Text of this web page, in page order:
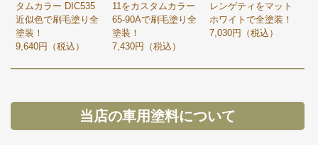
タムカラー DIC535
近似色で刷毛塗り全
塗装！
9,640円（税込）
11をカスタムカラー
65-90Aで刷毛塗り全
塗装！
7,430円（税込）
レンゲティをマット
ホワイトで全塗装！
7,030円（税込）
当店の車用塗料について